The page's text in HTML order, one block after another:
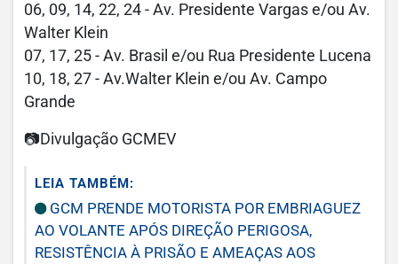
06, 09, 14, 22, 24 - Av. Presidente Vargas e/ou Av.
Walter Klein
07, 17, 25 - Av. Brasil e/ou Rua Presidente Lucena
10, 18, 27 - Av.Walter Klein e/ou Av. Campo
Grande
📷Divulgação GCMEV
LEIA TAMBÉM:
GCM PRENDE MOTORISTA POR EMBRIAGUEZ
AO VOLANTE APÓS DIREÇÃO PERIGOSA,
RESISTÊNCIA À PRISÃO E AMEAÇAS AOS